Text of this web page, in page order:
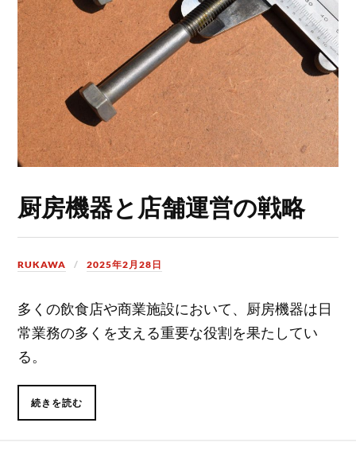
厨房機器と店舗運営の戦略
RUKAWA 2025年2月28日
多くの飲食店や商業施設において、厨房機器は日
常業務の多くを支える重要な役割を果たしてい
る。
続きを読む